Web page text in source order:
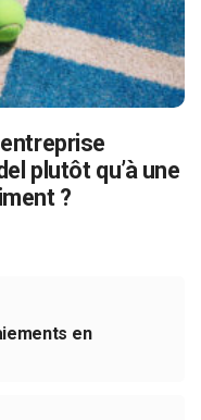
plutôt qu’à une
?
en